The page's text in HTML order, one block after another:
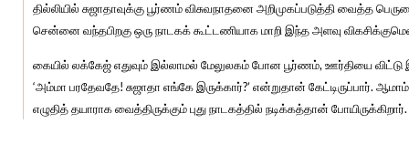
தில்லியில் சுஜாதாவுக்கு பூர்ணம் விசுவநாதனை அறிமுகப்படுத்தி வைத்த
சென்னை வந்தபிறகு ஒரு நாடகக் கூட்டணியாக மாறி இந்த அளவு
கையில் லக்கேஜ் எதுவும் இல்லாமல் மேலுலகம் போன பூர்ணம், ஊர்தியை விட்டு
‘அம்மா பரதேவதே! சுஜாதா எங்கே இருக்கார்?’ என்றுதான் கேட்டிருப்பார்.
எழுதித் தயாராக வைத்திருக்கும் புது நாடகத்தில் நடிக்கத்தான் போயிருக்கிறார்.